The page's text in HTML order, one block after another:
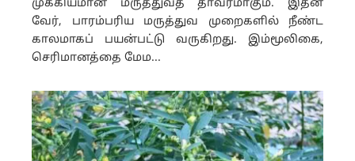
முக்கியமான மருத்துவத் தாவரமாகும். இதன்
வேர், பாரம்பரிய மருத்துவ முறைகளில் நீண்ட
காலமாகப் பயன்பட்டு வருகிறது. இம்மூலிகை,
செரிமானத்தை மேம...